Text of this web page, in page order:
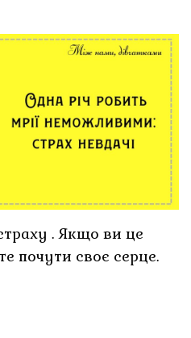
. Якщо ви це
почути своє серце.